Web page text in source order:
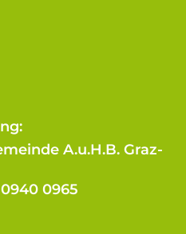
A.u.H.B. Graz-
0940 0965